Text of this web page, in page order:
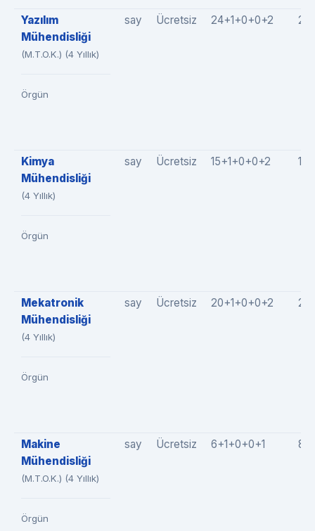
Yazılım
Mühendisliği
(M.T.O.K.) (4 Yıllık)
Örgün
say Ücretsiz 24+1+0+0+2
Kimya
Mühendisliği
(4 Yıllık)
Örgün
say Ücretsiz 15+1+0+0+2
Mekatronik
Mühendisliği
(4 Yıllık)
Örgün
say Ücretsiz 20+1+0+0+2
Makine
Mühendisliği
(M.T.O.K.) (4 Yıllık)
Örgün
say Ücretsiz 6+1+0+0+1